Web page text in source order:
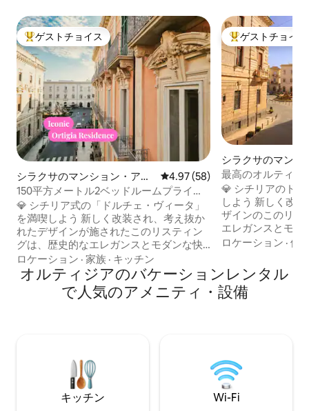
大好評のゲストチョイスです。
ゲストチョイス
シラクサのマンション・アパ
ート
レビュー58件、5つ星中4.97つ
4.97 (58)
150平方メートル2ベッドルームプライム
ロケーション車アクセスダイニングガイ
ド
💎 シチリア式の「ドルチェ・ヴィータ」
を満喫しよう 新しく改装され、考え抜か
れたデザインが施されたこのリスティン
グは、歴史的なエレガンスとモダンな快
適さが融合しており、オルティジアの時
代を超えた魅力の中心部に位置していま
す。 お気に入りいただける理由 📍 最高の
ロケーション – ドゥオモ広場や地元の市
アルキメデ広場を一望できる3つのバルコ
ニー 💡 ホストならではのヒント – 当社の
デジタル版ゲストガイドを通じて提供
ロケーション · 家族 · キッチン
大好評のゲスト
ゲストチョイス
シラクサのマンシ
ト
最高のオルティー
ナーズインテリア
💎 シチリアのド
しよう 新しく改
ザインのこのリス
エレガンスとモダ
せ、オルティー
りいただける理
– ドゥオモ広場
珍しい車でのアク
ならではのヒント
ストガイドを通じ
ロケーション ·価
オルティジアのバケーションレンタル
で人気のアメニティ・設備
キッチン Wi-Fi